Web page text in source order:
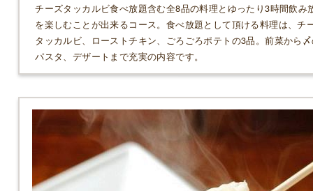
チーズタッカルビ食べ放題含む全8品の料理とゆったり3時間飲み
を楽しむことが出来るコース。食べ放題として頂ける料理は、チ
タッカルビ、ローストチキン、ごろごろポテトの3品。前菜から
パスタ、デザートまで充実の内容です。